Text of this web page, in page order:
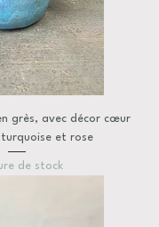
grès, avec décor cœur
et rose
de stock